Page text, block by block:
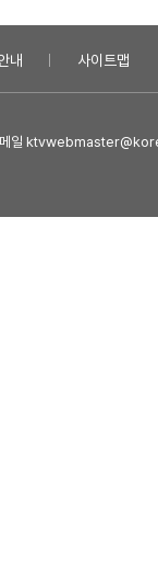
내 사이트맵
메일